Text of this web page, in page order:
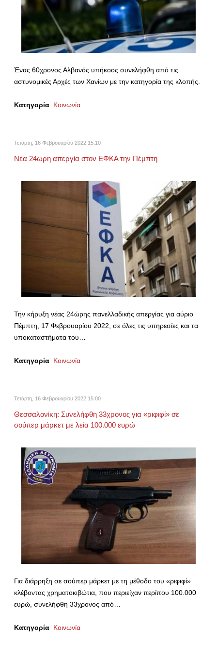
Ένας 60χρονος Αλβανός υπήκοος συνελήφθη από τις
αστυνομικές Αρχές των Χανίων με την κατηγορία της κλοπής.
Κατηγορία Κοινωνία
Τετάρτη, 16 Φεβρουαρίου 2022 15:10
Νέα 24ωρη απεργία στον ΕΦΚΑ την Πέμπτη
Την κήρυξη νέας 24ώρης πανελλαδικής απεργίας για αύριο
Πέμπτη, 17 Φεβρουαρίου 2022, σε όλες τις υπηρεσίες και τα
υποκαταστήματα του…
Κατηγορία Κοινωνία
Τετάρτη, 16 Φεβρουαρίου 2022 15:00
Θεσσαλονίκη: Συνελήφθη 33χρονος για «ριφιφί» σε
σούπερ μάρκετ με λεία 100.000 ευρώ
Για διάρρηξη σε σούπερ μάρκετ με τη μέθοδο του «ριφιφί»
κλέβοντας χρηματοκιβώτια, που περιείχαν περίπου 100.000
ευρώ, συνελήφθη 33χρονος από…
Κατηγορία Κοινωνία